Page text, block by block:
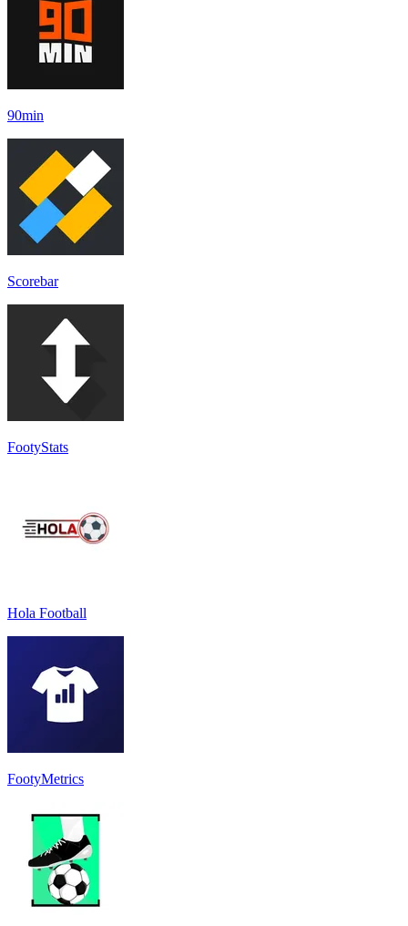
90min
Scorebar
FootyStats
Hola Football
FootyMetrics